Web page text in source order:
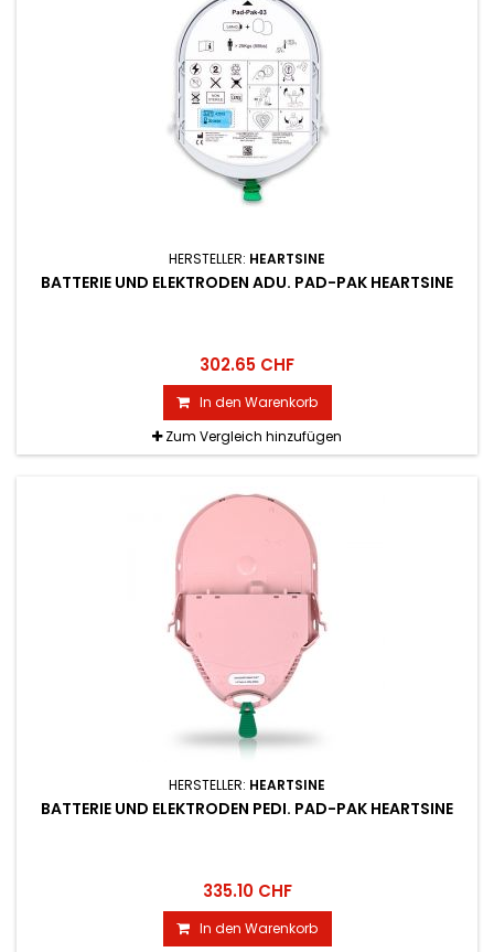
HERSTELLER: HEARTSINE
BATTERIE UND ELEKTRODEN ADU. PAD-PAK HEARTSINE
302.65 CHF
In den Warenkorb
Zum Vergleich hinzufügen
HERSTELLER: HEARTSINE
BATTERIE UND ELEKTRODEN PEDI. PAD-PAK HEARTSINE
335.10 CHF
In den Warenkorb